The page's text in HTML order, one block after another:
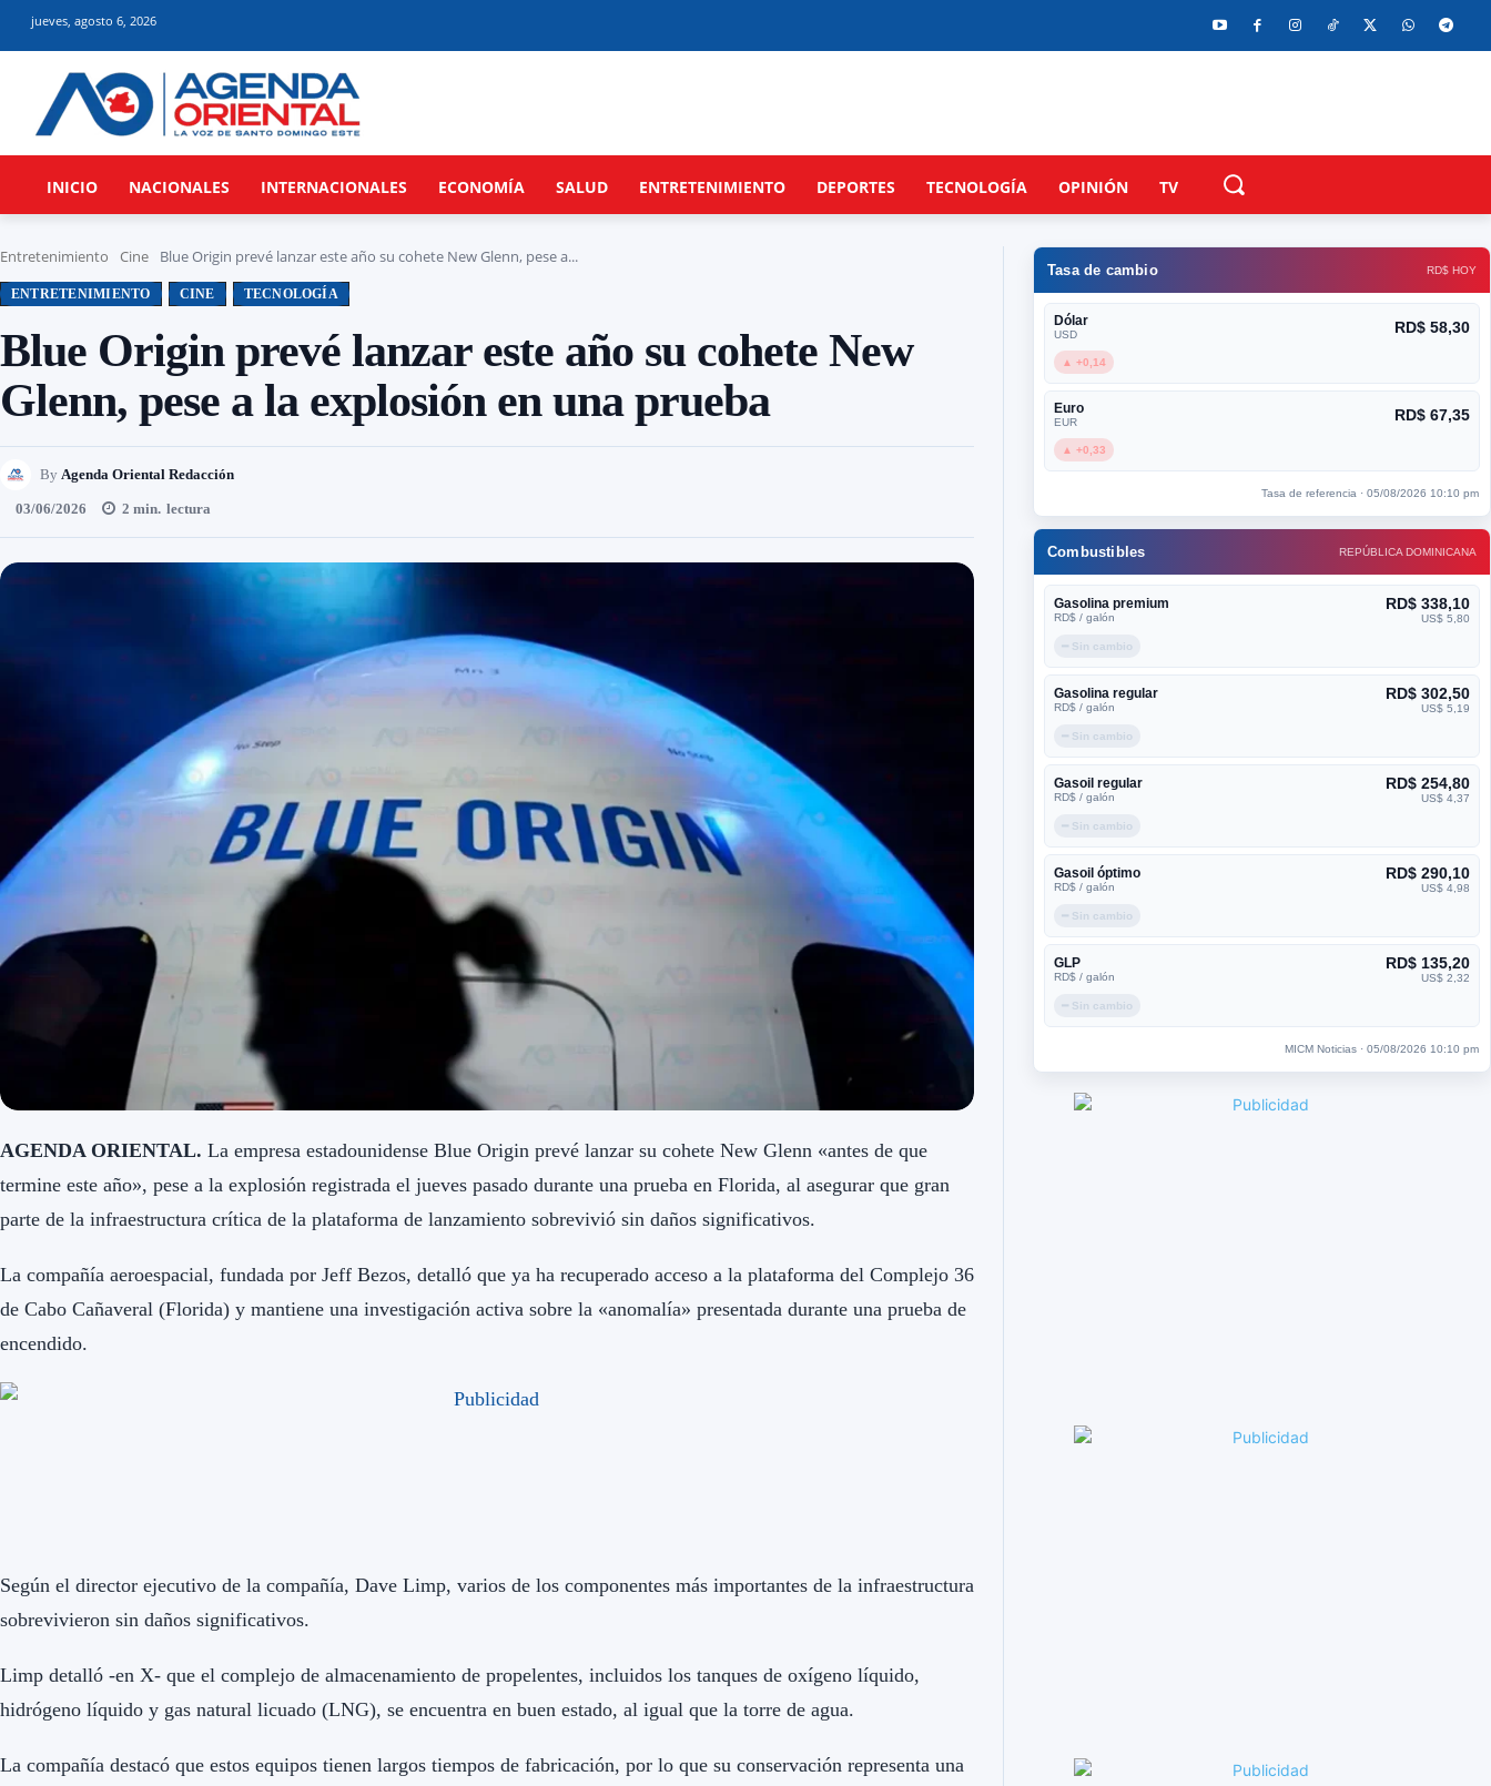
jueves, agosto 6, 2026
INICIO NACIONALES INTERNACIONALES ECONOMÍA SALUD ENTRETENIMIENTO DEPORTES TECNOLOGÍA OPINIÓN TV
Entretenimiento Cine Blue Origin prevé lanzar este año su cohete New Glenn, pese a...
ENTRETENIMIENTO CINE TECNOLOGÍA
Blue Origin prevé lanzar este año su cohete New
Glenn, pese a la explosión en una prueba
By Agenda Oriental Redacción
03/06/2026 2 min. lectura
AGENDA ORIENTAL. La empresa estadounidense Blue Origin prevé lanzar su cohete New Glenn «antes de que
termine este año», pese a la explosión registrada el jueves pasado durante una prueba en Florida, al asegurar que gran
parte de la infraestructura crítica de la plataforma de lanzamiento sobrevivió sin daños significativos.
La compañía aeroespacial, fundada por Jeff Bezos, detalló que ya ha recuperado acceso a la plataforma del Complejo 36
de Cabo Cañaveral (Florida) y mantiene una investigación activa sobre la «anomalía» presentada durante una prueba de
encendido.
Según el director ejecutivo de la compañía, Dave Limp, varios de los componentes más importantes de la infraestructura
sobrevivieron sin daños significativos.
Limp detalló -en X- que el complejo de almacenamiento de propelentes, incluidos los tanques de oxígeno líquido,
hidrógeno líquido y gas natural licuado (LNG), se encuentra en buen estado, al igual que la torre de agua.
La compañía destacó que estos equipos tienen largos tiempos de fabricación, por lo que su conservación representa una
Tasa de cambio RD$ HOY
Dólar
USD RD$ 58,30
▲ +0,14
Euro
EUR RD$ 67,35
▲ +0,33
Tasa de referencia · 05/08/2026 10:10 pm
Combustibles REPÚBLICA DOMINICANA
Gasolina premium
RD$ / galón
RD$ 338,10
US$ 5,80
━ Sin cambio
Gasolina regular
RD$ / galón
RD$ 302,50
US$ 5,19
━ Sin cambio
Gasoil regular
RD$ / galón
RD$ 254,80
US$ 4,37
━ Sin cambio
Gasoil óptimo
RD$ / galón
RD$ 290,10
US$ 4,98
━ Sin cambio
GLP
RD$ / galón
RD$ 135,20
US$ 2,32
━ Sin cambio
MICM Noticias · 05/08/2026 10:10 pm